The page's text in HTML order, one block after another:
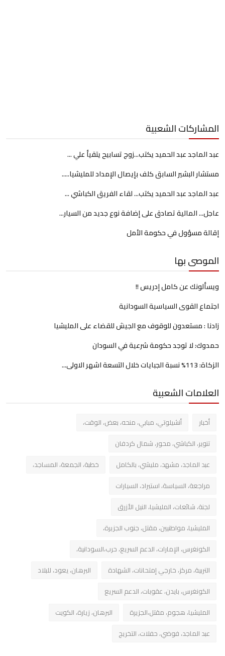
المشاركات الشعبية
عبد الماجد عبد الحميد يكتب...زوج تسابيح يتقيأ علي ...
مستشار البشير السابق كلف بإيصال الإمداد للمليشيا.....
عبد الماجد عبد الحميد يكتب... لقاء الفريق الكباشي ...
عاجل... المالية تصادق على إضافة نوع جديد من السيار...
إقالة مسؤول في حكومة الأمل
الموصى بها
ويسألونك عن كامل إدريس !!
اجتماع القوى السياسية السودانية
زادنا : مستعدون للوقوف مع الجيش للقضاء على المليشيا
حمدوك: لا توجد حكومة شرعية في السودان
الزكاة: 113% نسبة الجبايات خلال التسعة اشهر الاولى...
العلامات الشعبية
أخبار
أنشيلوتي، مبابي، منحه، بعض، الوقت،
تنوير، الكباشي، محور، شمال كردفان
عبد الماجد، مشهد، مليشي، بالكامل
خطبة، الجمعة، المساجد،
مراجعة، السياسة، استيراد، السيارات
لجنة، شائعات، المليشيا، النيل الأزرق
المليشيا، مواطنيين، مقتل، جنوب الجزيرة،
الكونغرس، الإمارات، الدعم السريع، حرب،السودانية،
التربية، مركز، خارجي إمتحانات، الشهادة
البرهان، يعود، للبلاد
الكونغرس، بايدن، عقوبات، الدعم السريع
المليشيا، هجوم، مقتل،الجزيرة
البرهان، زيارة، الكويت
عبد الماجد، فوضي، حفلات، التخريج